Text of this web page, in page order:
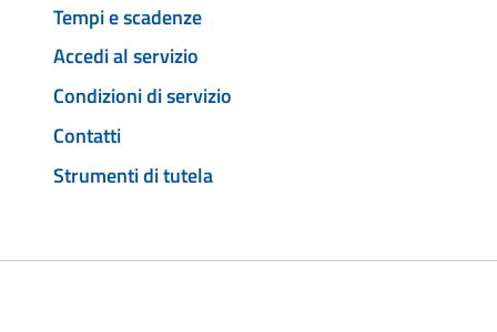
Tempi e scadenze
Accedi al servizio
Condizioni di servizio
Contatti
Strumenti di tutela